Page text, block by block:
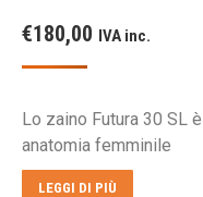
€180,00 IVA inc.
Lo zaino Futura 30 SL
anatomia femminile
LEGGI DI PIÙ